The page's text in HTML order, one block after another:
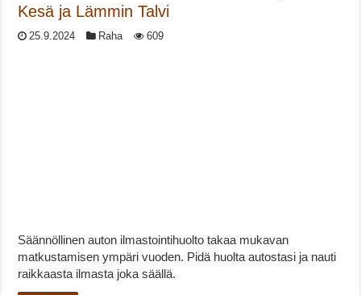
Kesä ja Lämmin Talvi
25.9.2024 Raha 609
Säännöllinen auton ilmastointihuolto takaa mukavan
matkustamisen ympäri vuoden. Pidä huolta autostasi ja nauti
raikkaasta ilmasta joka säällä.